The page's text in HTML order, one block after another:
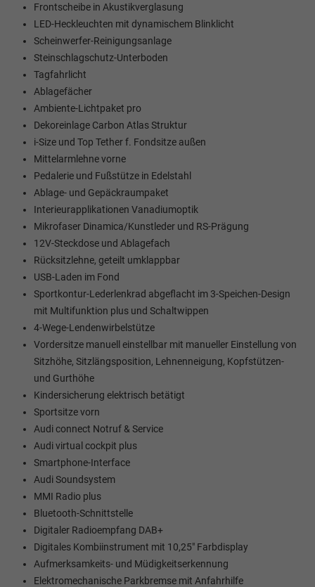
Frontscheibe in Akustikverglasung
LED-Heckleuchten mit dynamischem Blinklicht
Scheinwerfer-Reinigungsanlage
Steinschlagschutz-Unterboden
Tagfahrlicht
Ablagefächer
Ambiente-Lichtpaket pro
Dekoreinlage Carbon Atlas Struktur
i-Size und Top Tether f. Fondsitze außen
Mittelarmlehne vorne
Pedalerie und Fußstütze in Edelstahl
Ablage- und Gepäckraumpaket
Interieurapplikationen Vanadiumoptik
Mikrofaser Dinamica/Kunstleder und RS-Prägung
12V-Steckdose und Ablagefach
Rücksitzlehne, geteilt umklappbar
USB-Laden im Fond
Sportkontur-Lederlenkrad abgeflacht im 3-Speichen-Design
mit Multifunktion plus und Schaltwippen
4-Wege-Lendenwirbelstütze
Vordersitze manuell einstellbar mit manueller Einstellung von
Sitzhöhe, Sitzlängsposition, Lehnenneigung, Kopfstützen-
und Gurthöhe
Kindersicherung elektrisch betätigt
Sportsitze vorn
Audi connect Notruf & Service
Audi virtual cockpit plus
Smartphone-Interface
Audi Soundsystem
MMI Radio plus
Bluetooth-Schnittstelle
Digitaler Radioempfang DAB+
Digitales Kombiinstrument mit 10,25" Farbdisplay
Aufmerksamkeits- und Müdigkeitserkennung
Elektromechanische Parkbremse mit Anfahrhilfe